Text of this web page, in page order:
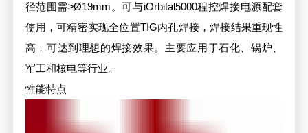
径范围需≥Ø19mm。可与iOrbital5000程控焊接电源配套
使用，可精密实现全位置TIG内孔焊接，焊接结果重现性
高，可达到理想的焊接效果。主要应用于石化、锅炉、
军工和核电等行业。
性能特点